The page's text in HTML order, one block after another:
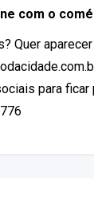
com o
Quer
para